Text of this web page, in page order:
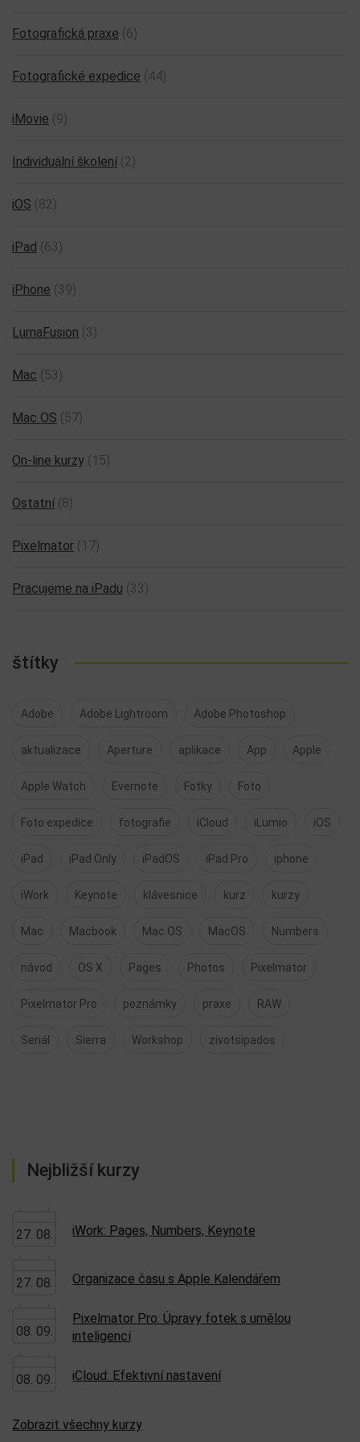
Fotografická praxe (6)
Fotografické expedice (44)
iMovie (9)
Individuální školení (2)
iOS (82)
iPad (63)
iPhone (39)
LumaFusion (3)
Mac (53)
Mac OS (57)
On-line kurzy (15)
Ostatní (8)
Pixelmator (17)
Pracujeme na iPadu (33)
štítky
Adobe Adobe Lightroom Adobe Photoshop
aktualizace Aperture aplikace App Apple
Apple Watch Evernote Fotky Foto
Foto expedice fotografie iCloud iLumio iOS
iPad iPad Only iPadOS iPad Pro iphone
iWork Keynote klávesnice kurz kurzy
Mac Macbook Mac OS MacOS Numbers
návod OS X Pages Photos Pixelmator
Pixelmator Pro poznámky praxe RAW
Seriál Sierra Workshop zivotsipados
Nejbližší kurzy
27. 08. iWork: Pages, Numbers, Keynote
27. 08. Organizace času s Apple Kalendářem
08. 09.
Pixelmator Pro: Úpravy fotek s umělou
inteligencí
08. 09. iCloud: Efektivní nastavení
Zobrazit všechny kurzy